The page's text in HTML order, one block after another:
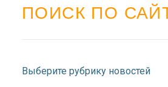
ПОИСК ПО
Выберите рубрику новостей